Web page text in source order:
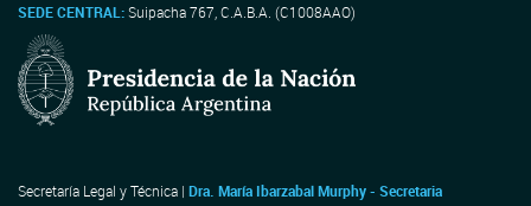
SEDE CENTRAL:Suipacha 767, C.A.B.A. (C1008AAO)
Secretaría Legal y Técnica | Dra. María Ibarzabal Murphy - Secretaria